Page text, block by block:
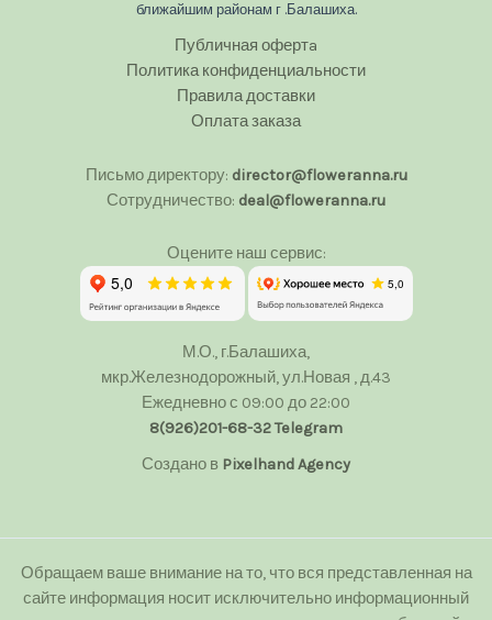
ближайшим районам г .Балашиха.
Публичная офертa
Политика конфиденциальности
Правила доставки
Оплата заказа
Письмо директору: director@floweranna.ru
Сотрудничество: deal@floweranna.ru
Оцените наш сервис:
М.О., г.Балашиха,
мкр.Железнодорожный, ул.Новая , д.43
Ежедневно с 09:00 до 22:00
8(926)201-68-32Telegram
Создано в Pixelhand Agency
Обращаем ваше внимание на то, что вся представленная на
сайте информация носит исключительно информационный